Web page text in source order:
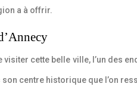
a à offrir.
visiter cette belle ville, l’un des
son centre historique que l’on